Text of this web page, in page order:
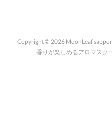
Copyright © 2026 MoonLeaf
香りが楽しめるアロマスク